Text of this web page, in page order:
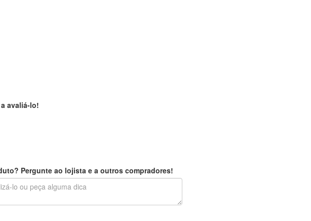
avaliá-lo!
Pergunte ao lojista e a outros compradores!